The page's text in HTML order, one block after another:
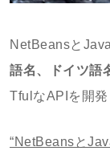
NetBeansと
語名、ドイツ語
TfulなAPIを開発
“NetBeansと